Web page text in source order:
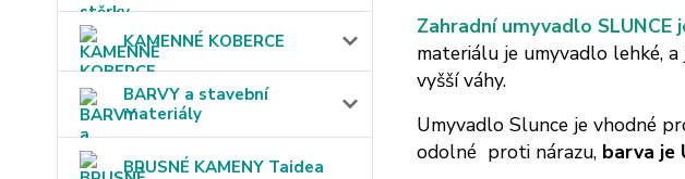
KAMENNÉ KOBERCE
BARVY a stavební
materiály
BRUSNÉ KAMENY Taidea
Zahradní umyvadlo
materiálu je umyvadlo lehké,
vyšší váhy.
Umyvadlo Slunce je vhodné
odolné proti nárazu, barva je